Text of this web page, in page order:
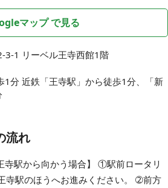
マップ で見る
3-1 リーベル王寺⻄館1階
1分 近鉄「王寺駅」から徒歩1分、「新
流れ
寺駅から向かう場合】 ①駅前ロータリ
寺駅のほうへお進みください。 ➁前方